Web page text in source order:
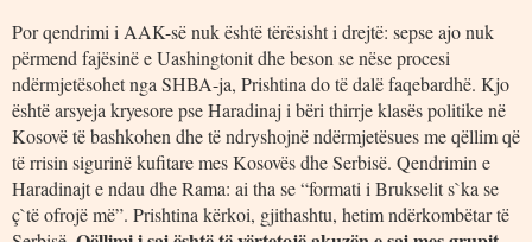
Por qendrimi i AAK-së nuk është tërësisht i drejtë: sepse ajo nuk
përmend fajësinë e Uashingtonit dhe beson se nëse procesi
ndërmjetësohet nga SHBA-ja, Prishtina do të dalë faqebardhë. Kjo
është arsyeja kryesore pse Haradinaj i bëri thirrje klasës politike në
Kosovë të bashkohen dhe të ndryshojnë ndërmjetësues me qëllim që
të rrisin sigurinë kufitare mes Kosovës dhe Serbisë. Qendrimin e
Haradinajt e ndau dhe Rama: ai tha se “formati i Brukselit s`ka se
ç`të ofrojë më”. Prishtina kërkoi, gjithashtu, hetim ndërkombëtar të